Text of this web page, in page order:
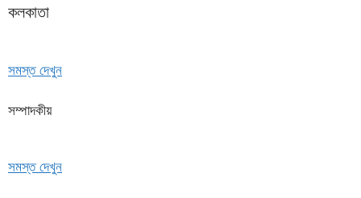
কলকাতা
সমস্ত দেখুন
সম্পাদকীয়
সমস্ত দেখুন